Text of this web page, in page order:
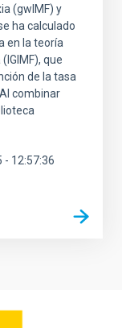
(gwIMF) y
ha calculado
en la teoría
que
de la tasa
combinar
12:57:36